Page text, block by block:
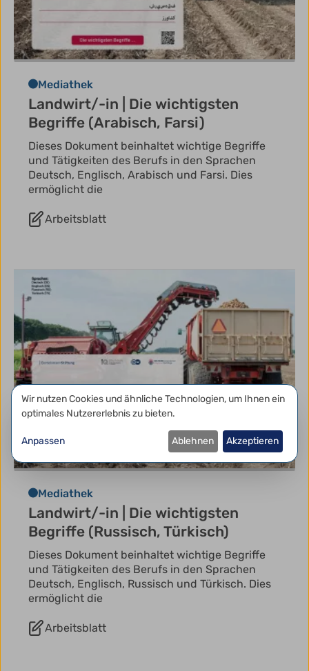
Mediathek
Landwirt/-in | Die wichtigsten
Begriffe (Arabisch, Farsi)
Dieses Dokument beinhaltet wichtige Begriffe
und Tätigkeiten des Berufs in den Sprachen
Deutsch, Englisch, Arabisch und Farsi. Dies
ermöglicht die
Arbeitsblatt
Mediathek
Landwirt/-in | Die wichtigsten
Begriffe (Russisch, Türkisch)
Dieses Dokument beinhaltet wichtige Begriffe
und Tätigkeiten des Berufs in den Sprachen
Deutsch, Englisch, Russisch und Türkisch. Dies
ermöglicht die
Arbeitsblatt
Datenschutzeinstellungen
Wir nutzen Cookies und ähnliche Technologien, um Ihnen ein
optimales Nutzererlebnis zu bieten.
Anpassen Ablehnen Akzeptieren